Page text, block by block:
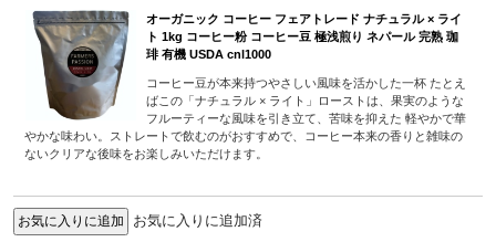
オーガニック コーヒー フェアトレード ナチュラル × ライ
ト 1kg コーヒー粉 コーヒー豆 極浅煎り ネパール 完熟 珈
琲 有機 USDA cnl1000
コーヒー豆が本来持つやさしい風味を活かした一杯 たとえ
ばこの「ナチュラル × ライト」ローストは、果実のような
フルーティーな風味を引き立て、苦味を抑えた 軽やかで華
やかな味わい。ストレートで飲むのがおすすめで、コーヒー本来の香りと雑味の
ないクリアな後味をお楽しみいただけます。
お気に入りに追加済